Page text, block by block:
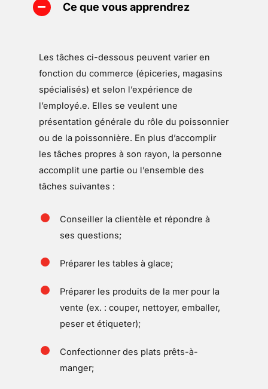
Ce que vous apprendrez
Les tâches ci-dessous peuvent varier en
fonction du commerce (épiceries, magasins
spécialisés) et selon l’expérience de
l’employé.e. Elles se veulent une
présentation générale du rôle du poissonnier
ou de la poissonnière. En plus d’accomplir
les tâches propres à son rayon, la personne
accomplit une partie ou l’ensemble des
tâches suivantes :
Conseiller la clientèle et répondre à
ses questions;
Préparer les tables à glace;
Préparer les produits de la mer pour la
vente (ex. : couper, nettoyer, emballer,
peser et étiqueter);
Confectionner des plats prêts-à-
manger;